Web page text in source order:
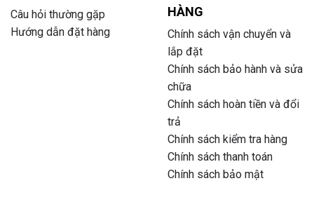
Câu hỏi thường gặp
Hướng dẫn đặt hàng
HÀNG
Chính sách vận chuyển và
lắp đặt
Chính sách bảo hành và sửa
chữa
Chính sách hoàn tiền và đổi
trả
Chính sách kiểm tra hàng
Chính sách thanh toán
Chính sách bảo mật